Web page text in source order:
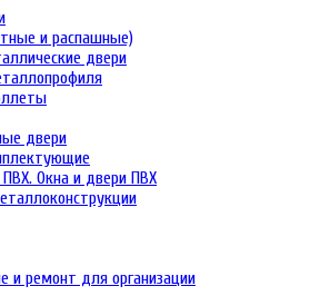
и распашные)
двери
двери
Окна и двери ПВХ
и ремонт для организации